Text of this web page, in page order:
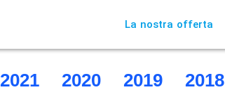
La nostra offerta
2021 2020 2019 2018